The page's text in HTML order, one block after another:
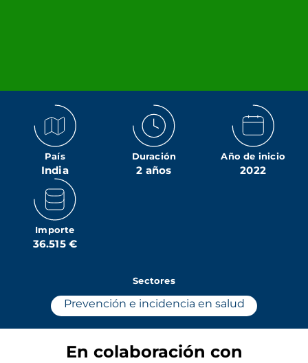
País
India
Duración
2 años
Año de inicio
2022
Importe
36.515 €
Sectores
Prevención e incidencia en salud
En colaboración con